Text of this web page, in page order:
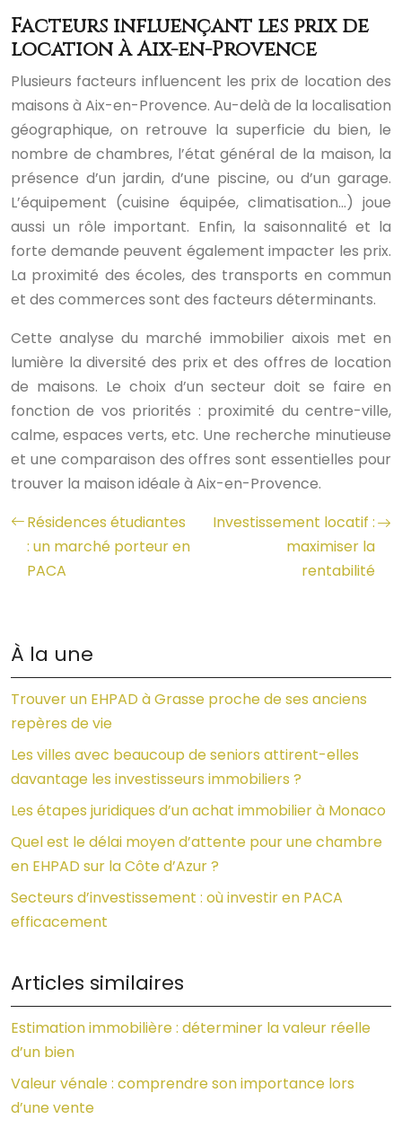
Facteurs influençant les prix de
location à Aix-en-Provence
Plusieurs facteurs influencent les prix de location des
maisons à Aix-en-Provence. Au-delà de la localisation
géographique, on retrouve la superficie du bien, le
nombre de chambres, l’état général de la maison, la
présence d’un jardin, d’une piscine, ou d’un garage.
L’équipement (cuisine équipée, climatisation…) joue
aussi un rôle important. Enfin, la saisonnalité et la
forte demande peuvent également impacter les prix.
La proximité des écoles, des transports en commun
et des commerces sont des facteurs déterminants.
Cette analyse du marché immobilier aixois met en
lumière la diversité des prix et des offres de location
de maisons. Le choix d’un secteur doit se faire en
fonction de vos priorités : proximité du centre-ville,
calme, espaces verts, etc. Une recherche minutieuse
et une comparaison des offres sont essentielles pour
trouver la maison idéale à Aix-en-Provence.
Résidences étudiantes
: un marché porteur en
PACA
Investissement locatif :
maximiser la
rentabilité
À la une
Trouver un EHPAD à Grasse proche de ses anciens
repères de vie
Les villes avec beaucoup de seniors attirent-elles
davantage les investisseurs immobiliers ?
Les étapes juridiques d’un achat immobilier à Monaco
Quel est le délai moyen d’attente pour une chambre
en EHPAD sur la Côte d’Azur ?
Secteurs d’investissement : où investir en PACA
efficacement
Articles similaires
Estimation immobilière : déterminer la valeur réelle
d’un bien
Valeur vénale : comprendre son importance lors
d’une vente